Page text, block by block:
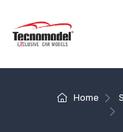
Home